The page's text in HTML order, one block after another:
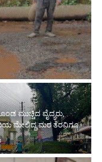
ಮುಚ್ಚಿದ ವೈದ್ಯರು,
ಮೇಲಿದ್ದ ಮರ ತೆರವಿಗೂ